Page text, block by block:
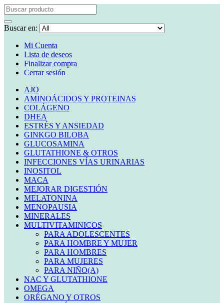
Buscar en:
Mi Cuenta
Lista de deseos
Finalizar compra
Cerrar sesión
AJO
AMINOÁCIDOS Y PROTEINAS
COLÁGENO
DHEA
ESTRÉS Y ANSIEDAD
GINKGO BILOBA
GLUCOSAMINA
GLUTATHIONE & OTROS
INFECCIONES VÍAS URINARIAS
INOSITOL
MACA
MEJORAR DIGESTIÓN
MELATONINA
MENOPAUSIA
MINERALES
MULTIVITAMINICOS
PARA ADOLESCENTES
PARA HOMBRE Y MUJER
PARA HOMBRES
PARA MUJERES
PARA NIÑO(A)
NAC Y GLUTATHIONE
OMEGA
ORÉGANO Y OTROS